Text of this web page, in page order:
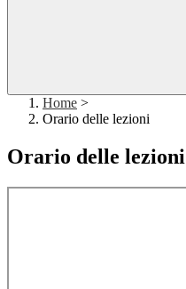
Home >
Orario delle lezioni
Orario delle lezioni